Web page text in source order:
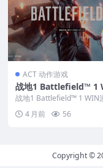
ACT 动作游戏
战地1 Battlefield™ 1
游戏 PC电脑游戏 适配
INDOWS
战地1 Battlefield™ 1 WIN
4 月前 56
Copyright ©